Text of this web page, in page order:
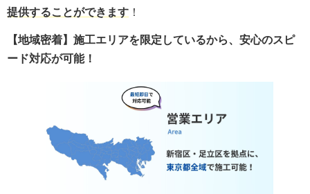
提供することができます ！
【地域密着】施工エリアを限定しているから、安心のスピ
ード対応が可能！